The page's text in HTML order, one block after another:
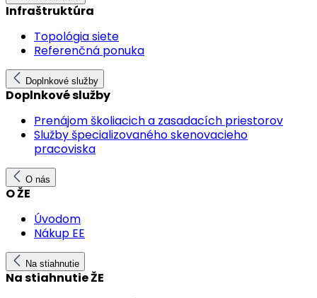
Infraštruktúra
Topológia siete
Referenčná ponuka
Doplnkové služby
Doplnkové služby
Prenájom školiacich a zasadacích priestorov
Služby špecializovaného skenovacieho
pracoviska
O nás
O ŽE
Úvodom
Nákup EE
Na stiahnutie
Na stiahnutie ŽE